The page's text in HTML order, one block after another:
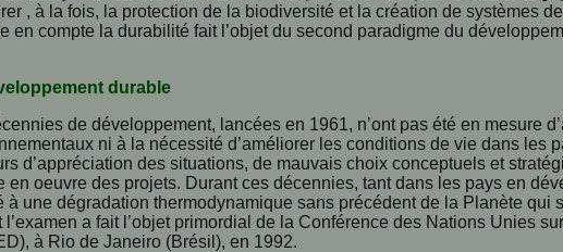
, à la fois, la protection de la biodiversité et la création de systèmes
en compte la durabilité fait l’objet du second paradigme du
durable
de développement, lancées en 1961, n’ont pas été en mesure
ni à la nécessité d’améliorer les conditions de vie dans les
d’appréciation des situations, de mauvais choix conceptuels et
en oeuvre des projets. Durant ces décennies, tant dans les pays en
à une dégradation thermodynamique sans précédent de la Planète qui
l’examen a fait l’objet primordial de la Conférence des Nations Unies
à Rio de Janeiro (Brésil), en 1992.